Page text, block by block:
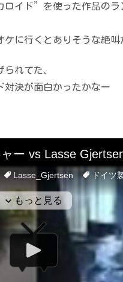
イド”を使った作品のラ
に行くとありそうな絶叫
れてた、
決が面白かったかなー